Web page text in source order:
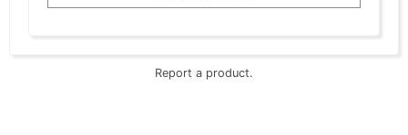
Report a product.